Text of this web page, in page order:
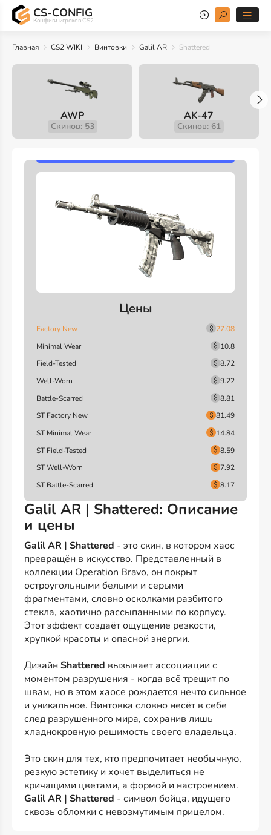
CS-CONFIG
Конфиги игроков CS2
Главная CS2 WIKI Винтовки Galil AR Shattered
AWP
Скинов: 53
AK-47
Скинов: 61
Цены
Factory New
27.08
Minimal Wear
10.8
Field-Tested
8.72
Well-Worn
9.22
Battle-Scarred
8.81
ST Factory New
81.49
ST Minimal Wear
14.84
ST Field-Tested
8.59
ST Well-Worn
7.92
ST Battle-Scarred
8.17
Galil AR | Shattered: Описание
и цены
Galil AR | Shattered - это скин, в котором хаос
превращён в искусство. Представленный в
коллекции Operation Bravo, он покрыт
остроугольными белыми и серыми
фрагментами, словно осколками разбитого
стекла, хаотично рассыпанными по корпусу.
Этот эффект создаёт ощущение резкости,
хрупкой красоты и опасной энергии.
ДизайнShattered вызывает ассоциации с
моментом разрушения - когда всё трещит по
швам, но в этом хаосе рождается нечто сильное
и уникальное. Винтовка словно несёт в себе
след разрушенного мира, сохранив лишь
хладнокровную решимость своего владельца.
Это скин для тех, кто предпочитает необычную,
резкую эстетику и хочет выделиться не
кричащими цветами, а формой и настроением.
Galil AR | Shattered - символ бойца, идущего
сквозь обломки с невозмутимым прицелом.